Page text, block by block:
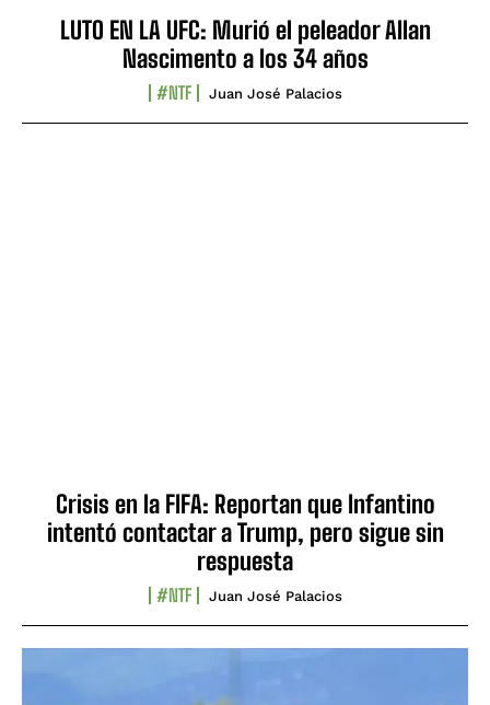
LUTO EN LA UFC: Murió el peleador Allan
Nascimento a los 34 años
#NTF Juan José Palacios
Crisis en la FIFA: Reportan que Infantino
intentó contactar a Trump, pero sigue sin
respuesta
#NTF Juan José Palacios